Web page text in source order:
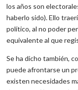
los años son
ha­berlo sido). Ello
político, al no poder
equivalente al que
Se ha dicho también,
puede afrontarse un
existen necesidades